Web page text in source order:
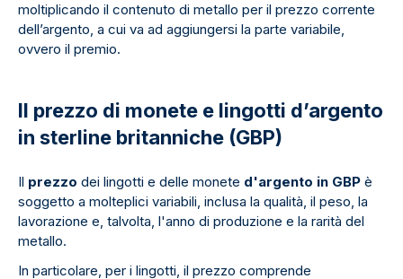
moltiplicando il contenuto di metallo per il prezzo corrente
dell’argento, a cui va ad aggiungersi la parte variabile,
ovvero il premio.
Il prezzo di monete e lingotti d’argento
in sterline britanniche (GBP)
Il prezzo dei lingotti e delle monete d'argento in GBP è
soggetto a molteplici variabili, inclusa la qualità, il peso, la
lavorazione e, talvolta, l'anno di produzione e la rarità del
metallo.
In particolare, per i lingotti, il prezzo comprende